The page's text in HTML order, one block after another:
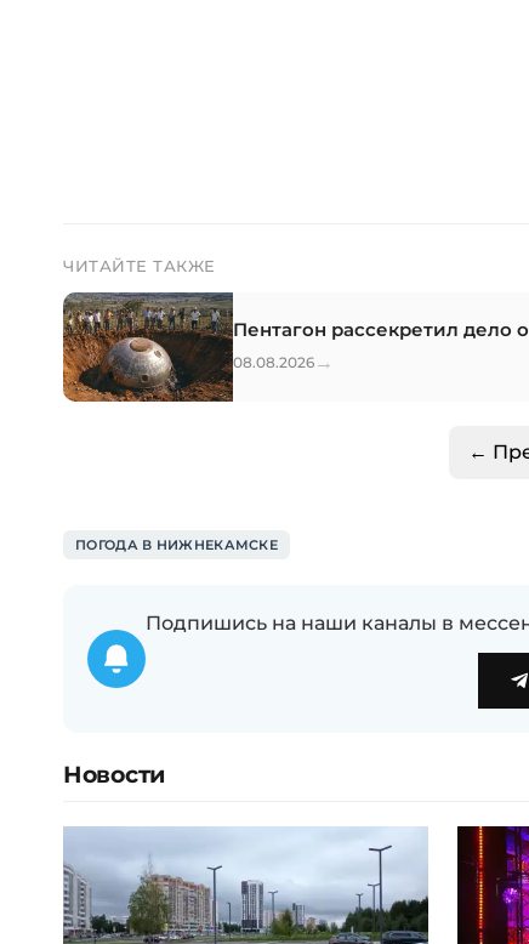
ЧИТАЙТЕ ТАКЖЕ
Пентагон рассекретил
08.08.2026 →
←
ПОГОДА В НИЖНЕКАМСКЕ
Подпишись на наши каналы в
Новости